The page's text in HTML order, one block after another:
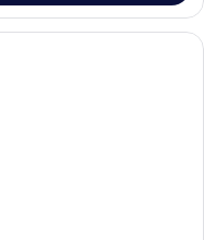
Hotelzimmer mit